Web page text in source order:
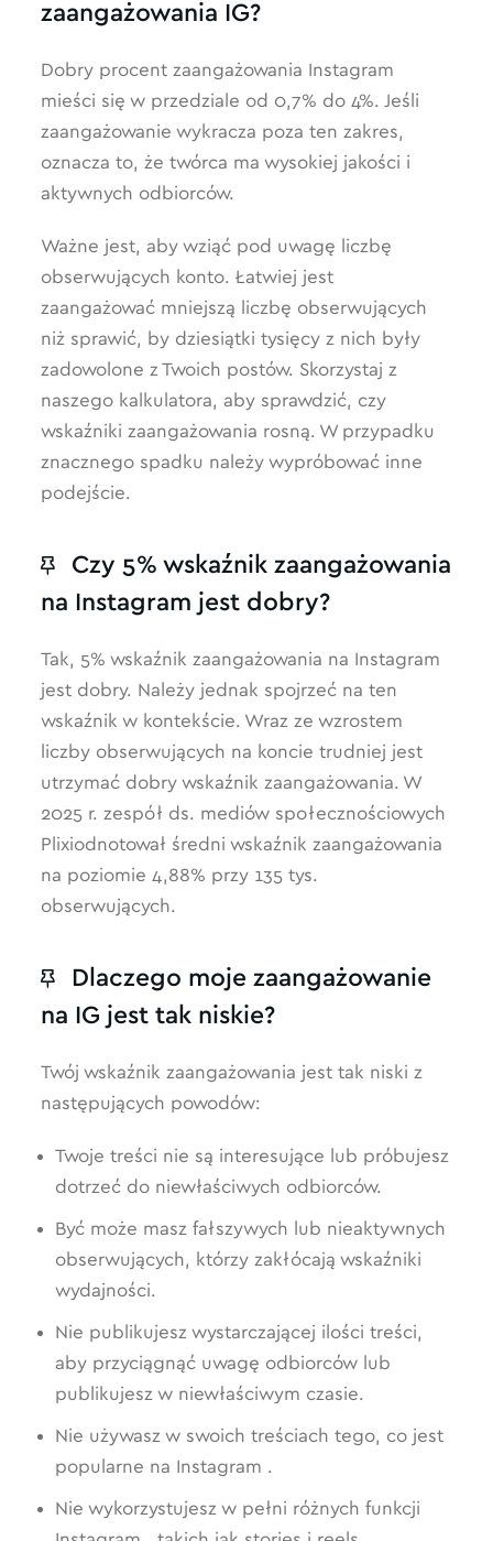
zaangażowania IG?
Dobry procent zaangażowania Instagram
mieści się w przedziale od 0,7% do 4%. Jeśli
zaangażowanie wykracza poza ten zakres,
oznacza to, że twórca ma wysokiej jakości i
aktywnych odbiorców.
Ważne jest, aby wziąć pod uwagę liczbę
obserwujących konto. Łatwiej jest
zaangażować mniejszą liczbę obserwujących
niż sprawić, by dziesiątki tysięcy z nich były
zadowolone z Twoich postów. Skorzystaj z
naszego kalkulatora, aby sprawdzić, czy
wskaźniki zaangażowania rosną. W przypadku
znacznego spadku należy wypróbować inne
podejście.
Czy 5% wskaźnik zaangażowania
na Instagram jest dobry?
Tak, 5% wskaźnik zaangażowania na Instagram
jest dobry. Należy jednak spojrzeć na ten
wskaźnik w kontekście. Wraz ze wzrostem
liczby obserwujących na koncie trudniej jest
utrzymać dobry wskaźnik zaangażowania. W
2025 r. zespół ds. mediów społecznościowych
Plixiodnotował średni wskaźnik zaangażowania
na poziomie 4,88% przy 135 tys.
obserwujących.
Dlaczego moje zaangażowanie
na IG jest tak niskie?
Twój wskaźnik zaangażowania jest tak niski z
następujących powodów:
Twoje treści nie są interesujące lub próbujesz
dotrzeć do niewłaściwych odbiorców.
Być może masz fałszywych lub nieaktywnych
obserwujących, którzy zakłócają wskaźniki
wydajności.
Nie publikujesz wystarczającej ilości treści,
aby przyciągnąć uwagę odbiorców lub
publikujesz w niewłaściwym czasie.
Nie używasz w swoich treściach tego, co jest
popularne na Instagram .
Nie wykorzystujesz w pełni różnych funkcji